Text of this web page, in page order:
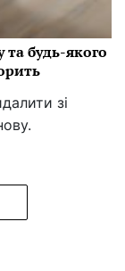
та будь-якого
зі